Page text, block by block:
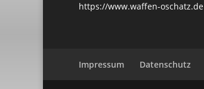
https://www.waffen-oschatz.de
Impressum Datenschutz